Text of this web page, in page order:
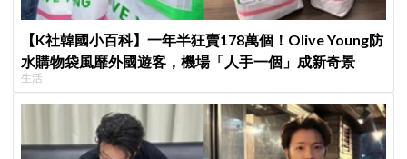
【K社韓國小百科】一年半狂賣178萬個！Olive Young防
水購物袋風靡外國遊客，機場「人手一個」成新奇景
生活